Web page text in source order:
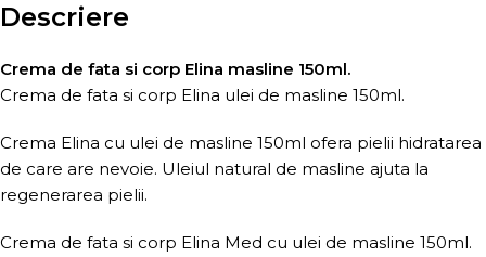
Descriere
Crema de fata si corp Elina masline 150ml.
Crema de fata si corp Elina ulei de masline 150ml.
Crema Elina cu ulei de masline 150ml ofera pielii hidratarea
de care are nevoie. Uleiul natural de masline ajuta la
regenerarea pielii.
Crema de fata si corp Elina Med cu ulei de masline 150ml.